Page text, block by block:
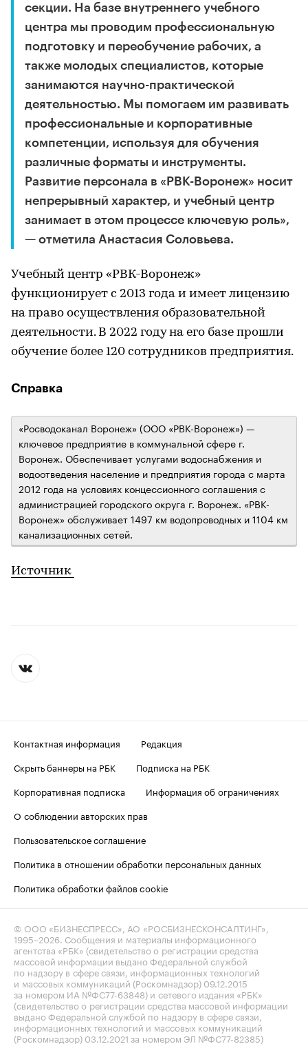
секции. На базе внутреннего учебного
центра мы проводим профессиональную
подготовку и переобучение рабочих, а
также молодых специалистов, которые
занимаются научно-практической
деятельностью. Мы помогаем им развивать
профессиональные и корпоративные
компетенции, используя для обучения
различные форматы и инструменты.
Развитие персонала в «РВК-Воронеж» носит
непрерывный характер, и учебный центр
занимает в этом процессе ключевую роль»,
— отметила Анастасия Соловьева.
Учебный центр «РВК-Воронеж»
функционирует с 2013 года и имеет лицензию
на право осуществления образовательной
деятельности. В 2022 году на его базе прошли
обучение более 120 сотрудников предприятия.
Справка
«Росводоканал Воронеж» (ООО «РВК-Воронеж») —
ключевое предприятие в коммунальной сфере г.
Воронеж. Обеспечивает услугами водоснабжения и
водоотведения население и предприятия города с марта
2012 года на условиях концессионного соглашения с
администрацией городского округа г. Воронеж. «РВК-
Воронеж» обслуживает 1497 км водопроводных и 1104 км
канализационных сетей.
Источник
Контактная информация
Редакция
Скрыть баннеры на РБК
Подписка на РБК
Корпоративная подписка
Информация об ограничениях
О соблюдении авторских прав
Пользовательское соглашение
Политика в отношении обработки персональных данных
Политика обработки файлов cookie
© ООО «БИЗНЕСПРЕСС», АО «РОСБИЗНЕСКОНСАЛТИНГ»,
1995–2026 . Сообщения и материалы информационного
агентства «РБК» (свидетельство о регистрации средства
массовой информации выдано Федеральной службой
по надзору в сфере связи, информационных технологий
и массовых коммуникаций (Роскомнадзор) 09.12.2015
за номером ИА №ФС77-63848) и сетевого издания «РБК»
(свидетельство о регистрации средства массовой информации
выдано Федеральной службой по надзору в сфере связи,
информационных технологий и массовых коммуникаций
(Роскомнадзор) 03.12.2021 за номером ЭЛ №ФС77-82385)